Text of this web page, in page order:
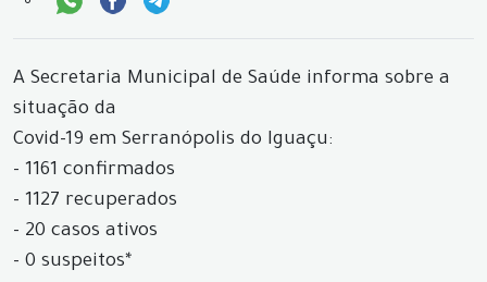
A Secretaria Municipal de Saúde informa sobre a
situação da
Covid-19 em Serranópolis do Iguaçu:
- 1161 confirmados
- 1127 recuperados
- 20 casos ativos
- 0 suspeitos*